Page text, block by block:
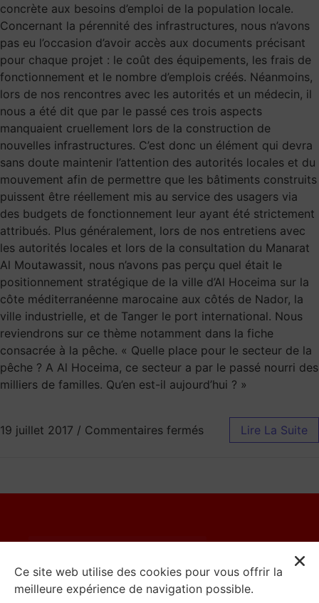
concrète aux besoins d’emploi de la population locale.
Concernant la pérennité des infrastructures, nous n’avons
pas eu l’occasion d’avoir accès aux documents précisant
pour chaque projet : le coût des équipements, les frais de
fonctionnement et le nombre d’emplois créés. Néanmoins,
lors de nos rencontres avec les autorités et un médecin, il
nous a été dit que par le passé ces trois aspects
manquaient cruellement lors de la construction de
nouvelles infrastructures. C’est donc un élément qui devra
sans doute maintenir l’attention des autorités locales et du
mouvement afin de permettre que les bâtiments construits
puissent être réellement mis au service des usagers via
des budgets de fonctionnement leur ayant été strictement
attribués. Plus généralement, lors de nos entretiens avec
les autorités locales et lors de la consultation du Manarat
Al Moutawassit, nous n’avons pas perçu quel était le
positionnement stratégique de la ville d’Al Hoceima sur la
côte méditerranéenne marocaine aux côtés de Nador, la
ville industrielle, et de Tanger le port international. Nous
reviendrons sur ce thème notamment dans la fiche
consacrée à la pêche. « Quelle place pour le secteur de la
pêche ? A Al Hoceima, ce secteur a par le passé nourri des
milliers de familles. Qu’en est-il aujourd’hui ? »
19 juillet 2017 / Commentaires fermés Lire La Suite
Mentions Légales
Ce site web utilise des cookies pour vous offrir la
meilleure expérience de navigation possible.